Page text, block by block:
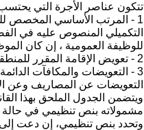
تتكون عناصر الأجرة التي
1 - المرتب الأساسي المخصص
التكميلي المنصوص عليه في الفصل 32 من الظهير
للوظيفة العمومية ، إن كان
2 - تعويض الإقامة المقرر للمنطقة "ج" ؛
3 - التعويضات والمكافآت
التعويضات عن المصاريف وعن
ويتضمن الجدول الملحق بهذا
مشمولاته بنص تنظيمي في حالة
وتحدد بنص تنظيمي، إن دعت